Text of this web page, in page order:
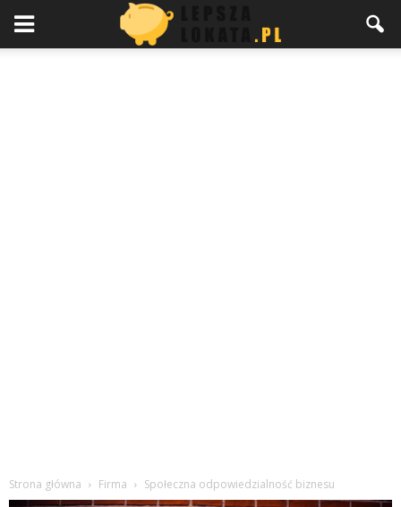
Strona główna Firma Społeczna odpowiedzialność biznesu